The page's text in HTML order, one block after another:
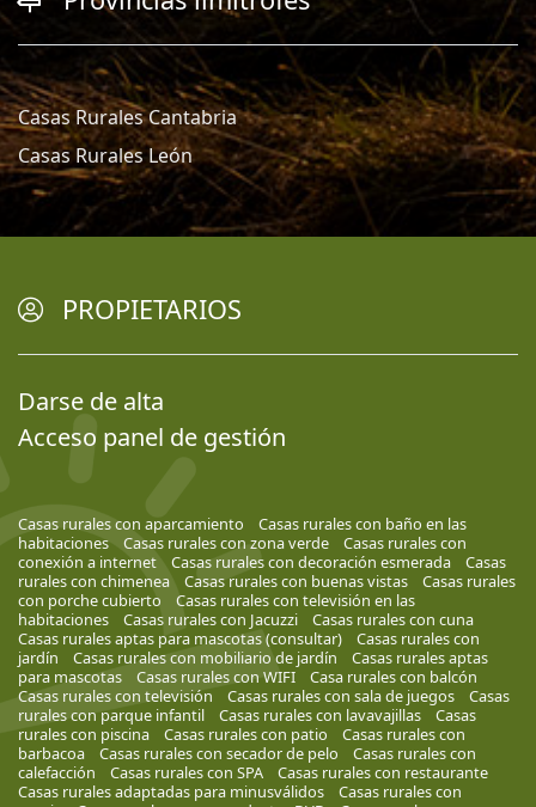
Casas Rurales Cantabria
Casas Rurales León
PROPIETARIOS
Darse de alta
Acceso panel de gestión
Casas rurales con aparcamiento
Casas rurales con baño en las
habitaciones
Casas rurales con zona verde
Casas rurales con
conexión a internet
Casas rurales con decoración esmerada
Casas
rurales con chimenea
Casas rurales con buenas vistas
Casas rurales
con porche cubierto
Casas rurales con televisión en las
habitaciones
Casas rurales con Jacuzzi
Casas rurales con cuna
Casas rurales aptas para mascotas (consultar)
Casas rurales con
jardín
Casas rurales con mobiliario de jardín
Casas rurales aptas
para mascotas
Casas rurales con WIFI
Casa rurales con balcón
Casas rurales con televisión
Casas rurales con sala de juegos
Casas
rurales con parque infantil
Casas rurales con lavavajillas
Casas
rurales con piscina
Casas rurales con patio
Casas rurales con
barbacoa
Casas rurales con secador de pelo
Casas rurales con
calefacción
Casas rurales con SPA
Casas rurales con restaurante
Casas rurales adaptadas para minusválidos
Casas rurales con